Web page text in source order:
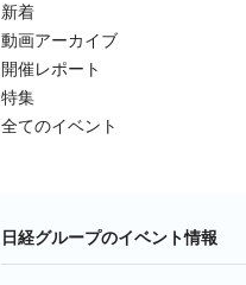
新着
動画アーカイブ
開催レポート
特集
全てのイベント
日経グループのイベント情報